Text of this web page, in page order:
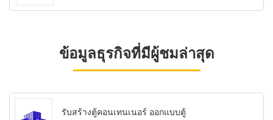
ข้อมูลธุรกิจที่มีผู้ชมล่าสุด
รับสร้างตู้คอนเทนเนอร์ ออกแบบตู้